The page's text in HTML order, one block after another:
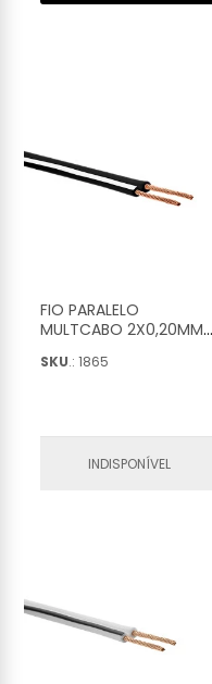
FIO PARALELO
MULTCABO 2X0,20MM
BRANCA (100M) -
SKU.: 1865
INDISPONÍVEL